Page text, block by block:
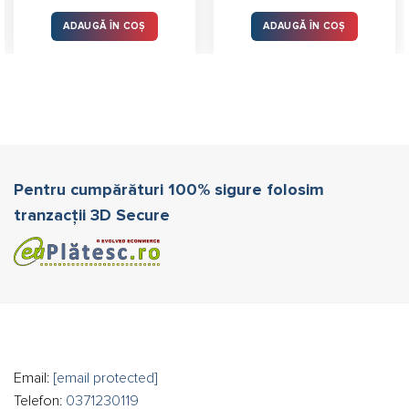
ADAUGĂ ÎN COȘ ADAUGĂ ÎN COȘ
Pentru cumpărături 100% sigure folosim
tranzacții 3D Secure
Email: [email protected]
Telefon: 0371230119